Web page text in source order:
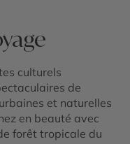
culturels
de
et naturelles
en beauté avec
forêt tropicale du